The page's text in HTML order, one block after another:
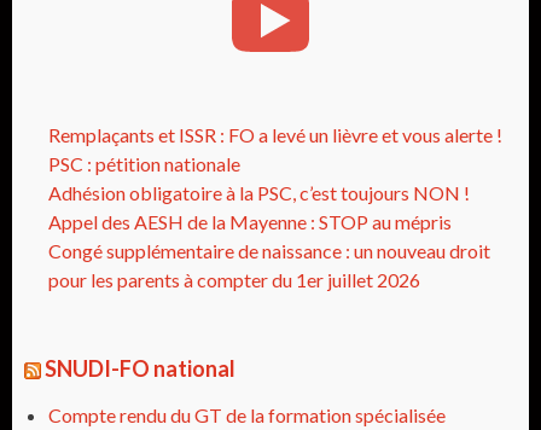
Remplaçants et ISSR : FO a levé un lièvre et vous alerte !
PSC : pétition nationale
Adhésion obligatoire à la PSC, c’est toujours NON !
Appel des AESH de la Mayenne : STOP au mépris
Congé supplémentaire de naissance : un nouveau droit
pour les parents à compter du 1er juillet 2026
SNUDI-FO national
Compte rendu du GT de la formation spécialisée